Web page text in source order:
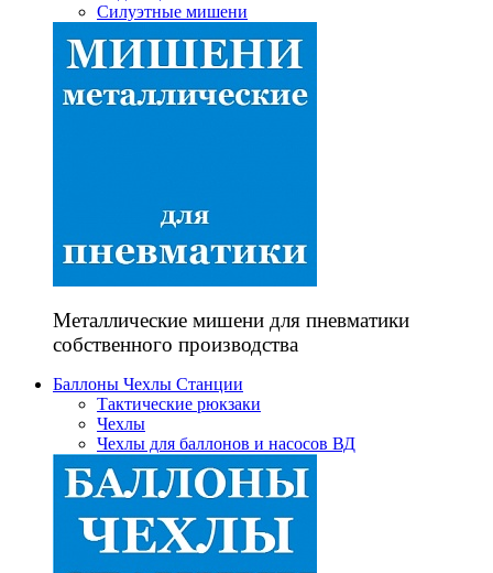
Силуэтные мишени
Металлические мишени для пневматики
собственного производства
Баллоны Чехлы Станции
Тактические рюкзаки
Чехлы
Чехлы для баллонов и насосов ВД